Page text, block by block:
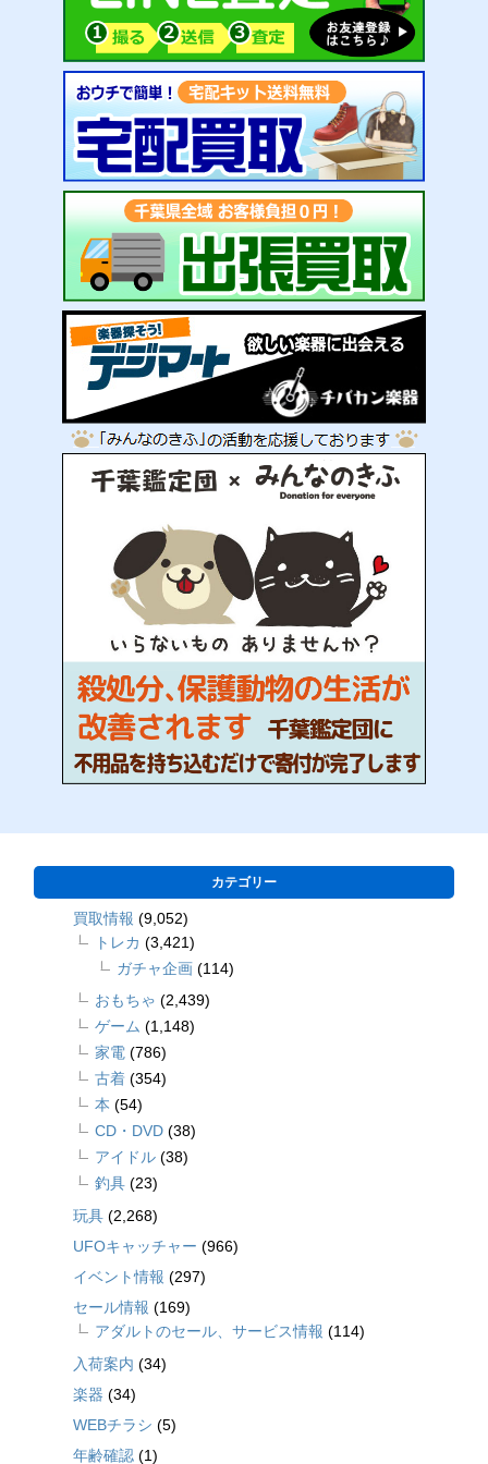
カテゴリー
買取情報 (9,052)
トレカ (3,421)
ガチャ企画 (114)
おもちゃ (2,439)
ゲーム (1,148)
家電 (786)
古着 (354)
本 (54)
CD・DVD (38)
アイドル (38)
釣具 (23)
玩具 (2,268)
UFOキャッチャー (966)
イベント情報 (297)
セール情報 (169)
アダルトのセール、サービス情報 (114)
入荷案内 (34)
楽器 (34)
WEBチラシ (5)
年齢確認 (1)